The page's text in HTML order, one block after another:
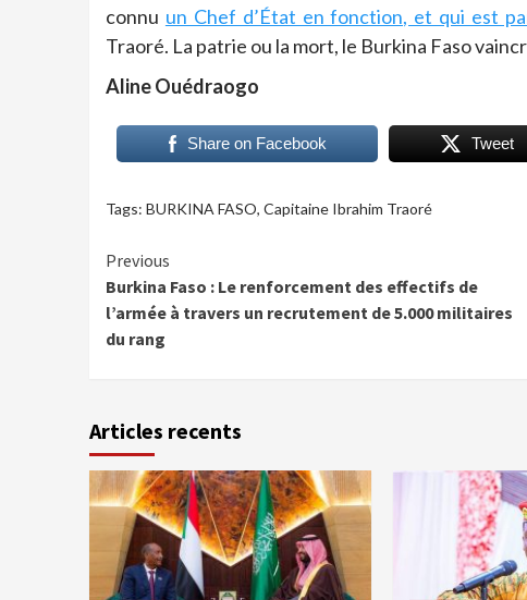
connu un Chef d’État en fonction, et qui est
Traoré. La patrie ou la mort, le Burkina Faso
Aline Ouédraogo
Share on Facebook Tweet
Tags: BURKINA FASO, Capitaine Ibrahim Traoré
Continue
Reading
Previous
Burkina Faso : Le renforcement des effectifs de
l’armée à travers un recrutement de 5.000 militaires
du rang
Articles recents